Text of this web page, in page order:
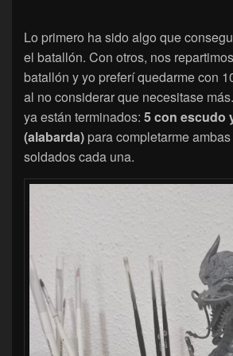
Lo primero ha sido algo que
el batallón. Con otros, nos
batallón y yo preferí quedarme con
al no considerar que necesitase
ya están terminados: 5 con escudo
(alabarda) para completarme
soldados cada una.